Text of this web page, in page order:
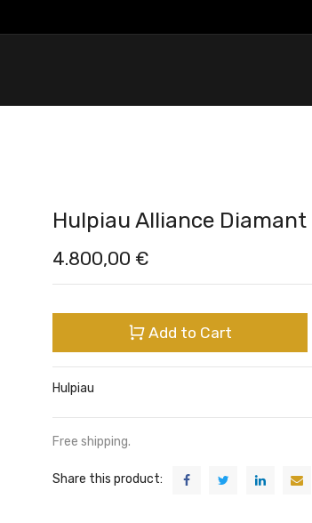
Hulpiau Alliance
4.800,00 €
Add to Cart
Hulpiau
Free shipping.
Share this product: